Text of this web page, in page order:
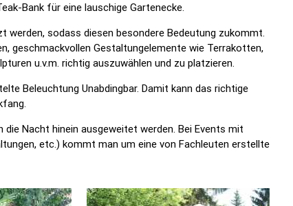
Bank für eine lauschige Gartenecke.
sodass diesen besondere Bedeutung zukommt.
geschmackvollen Gestaltungelemente wie Terrakotten,
u.v.m. richtig auszuwählen und zu platzieren.
Beleuchtung Unabdingbar. Damit kann das richtige
Nacht hinein ausgeweitet werden. Bei Events mit
etc.) kommt man um eine von Fachleuten erstellte